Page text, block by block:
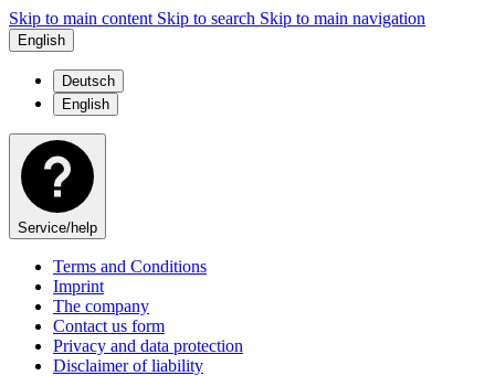
Skip to main content Skip to search Skip to main navigation
English
Deutsch
English
Service/help
Terms and Conditions
Imprint
The company
Contact us form
Privacy and data protection
Disclaimer of liability